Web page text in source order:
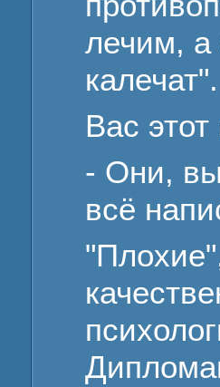
лечим, а
калечат".
Вас
- Они,
всё